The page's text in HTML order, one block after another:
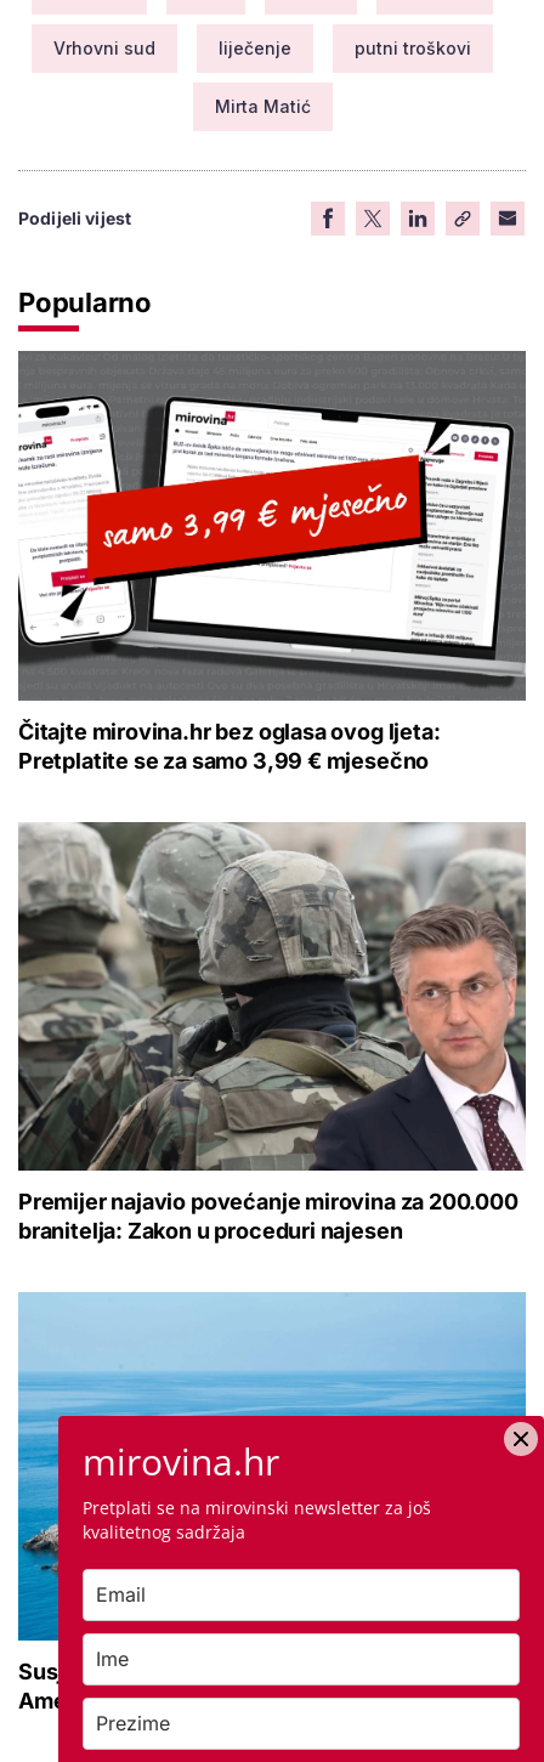
Vrhovni sud liječenje putni troškovi
Mirta Matić
Podijeli vijest
Popularno
Čitajte mirovina.hr bez oglasa ovog ljeta:
Pretplatite se za samo 3,99 € mjesečno
Premijer najavio povećanje mirovina za 200.000
branitelja: Zakon u proceduri najesen
Susjedna zemlja sve popularnije odredište
Amerikanaca u mirovini: Pruža mir i sigurnost
mirovina.hr
Pretplati se na mirovinski newsletter za još
kvalitetnog sadržaja